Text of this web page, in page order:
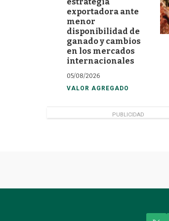
exportadora ante
menor
disponibilidad de
ganado y cambios
en los mercados
internacionales
05/08/2026
VALOR AGREGADO
PUBLICIDAD